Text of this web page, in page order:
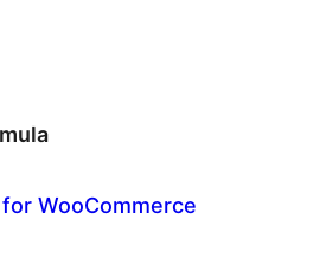
WooCommerce